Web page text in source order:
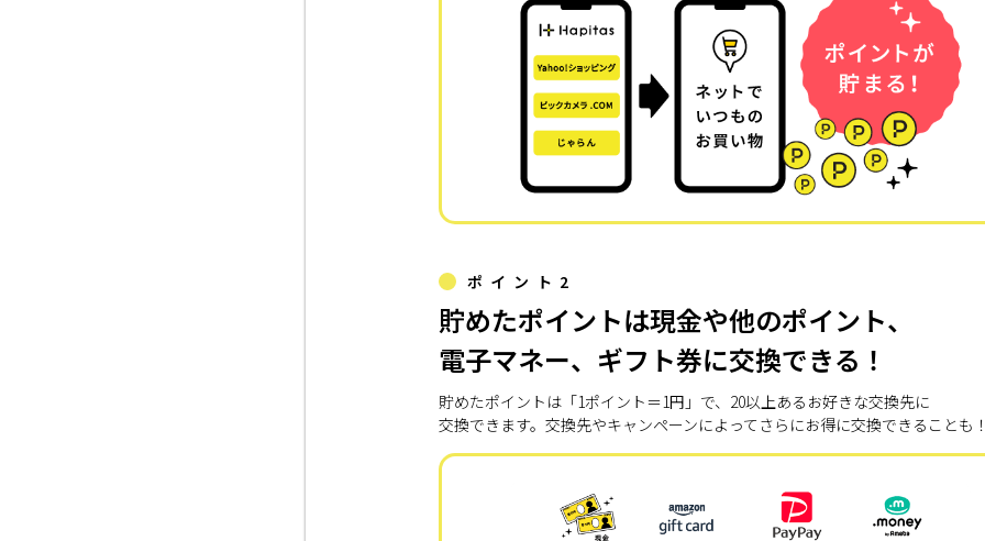
ポイント2
貯めたポイントは現金や他のポイント、
電子マネー、ギフト券に交換できる！
貯めたポイントは「1ポイント＝1円」で、20以上あるお好きな交換先に
交換できます。交換先やキャンペーンによってさらにお得に交換できることも